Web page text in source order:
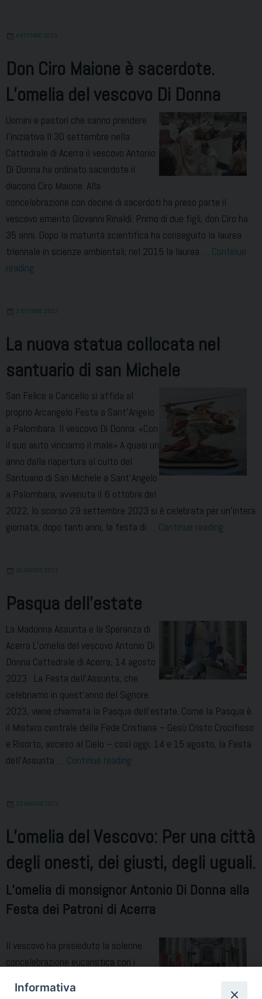
del
Concilio.
diocesani
4 OTTOBRE 2023
Don Ciro Maione è sacerdote.
L’omelia del vescovo Di Donna
Uomini e pastori che sanno prendere
l’iniziativa Il 30 settembre nella
Cattedrale di Acerra il vescovo Antonio
Di Donna ha ordinato sacerdote il
diacono Ciro Maione. Alla
concelebrazione con decine di sacerdoti ha preso parte il
vescovo emerito Giovanni Rinaldi. Primo di due figli, don Ciro ha
35 anni. Dopo la maturità scientifica ha conseguito la laurea
triennale in scienze ambientali; nel 2015 la laurea … Continue
reading
è
L’omelia
del
Di
Donna
2 OTTOBRE 2023
La nuova statua collocata nel
santuario di san Michele
San Felice a Cancello si affida al
proprio Arcangelo Festa a Sant’Angelo
a Palombara. Il vescovo Di Donna: «Con
il suo aiuto vinciamo il male» A quasi un
anno dalla riapertura al culto del
Santuario di San Michele a Sant’Angelo
a Palombara, avvenuta il 6 ottobre del
2022, lo scorso 29 settembre 2023 si è celebrata per un’intera
giornata, dopo tanti anni, la festa di … Continue reading
di
Michele
16 AGOSTO 2023
Pasqua dell’estate
La Madonna Assunta e la Speranza di
Acerra L’omelia del vescovo Antonio Di
Donna Cattedrale di Acerra, 14 agosto
2023 La Festa dell’Assunta, che
celebriamo in quest’anno del Signore
2023, viene chiamata la Pasqua dell’estate. Come la Pasqua è
il Mistero centrale della Fede Cristiana – Gesù Cristo Crocifisso
e Risorto, asceso al Cielo – così oggi, 14 e 15 agosto, la Festa
dell’Assunta … Continue reading
29 MAGGIO 2023
L’omelia del Vescovo: Per una città
degli onesti, dei giusti, degli uguali.
L’omelia di monsignor Antonio Di Donna alla
Festa dei Patroni di Acerra
Il vescovo ha presieduto la solenne
concelebrazione eucaristica con i
Cattedrale. Presenti Autorità civili e
Informativa